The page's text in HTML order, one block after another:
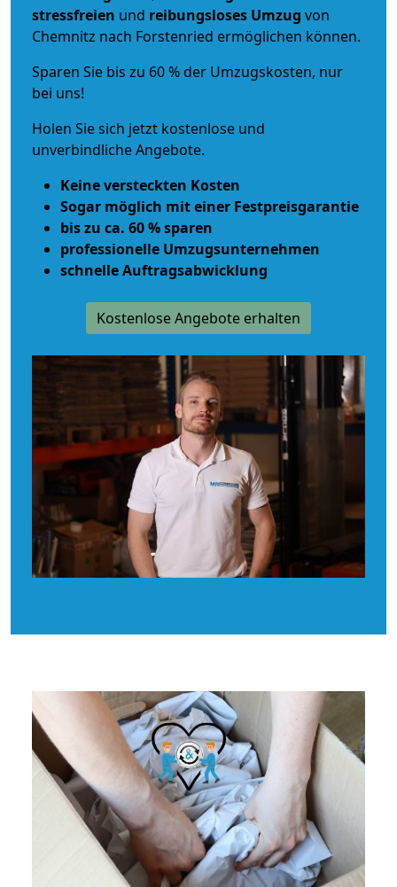
stressfreien und reibungsloses Umzug von
Chemnitz nach Forstenried ermöglichen können.
Sparen Sie bis zu 60 % der Umzugskosten, nur
bei uns!
Holen Sie sich jetzt kostenlose und
unverbindliche Angebote.
Keine versteckten Kosten
Sogar möglich mit einer Festpreisgarantie
bis zu ca. 60 % sparen
professionelle Umzugsunternehmen
schnelle Auftragsabwicklung
Kostenlose Angebote erhalten